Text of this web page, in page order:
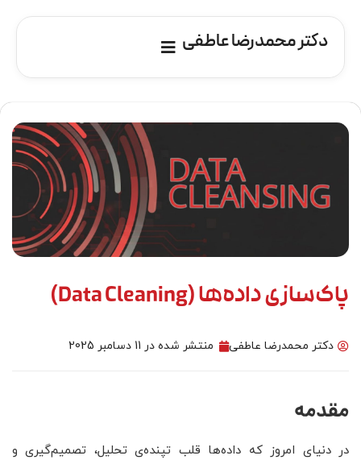
دکتر محمدرضا عاطفی
پاک‌سازی داده‌ها (Data Cleaning)
دکتر محمدرضا عاطفی منتشر شده در 11 دسامبر 2025
مقدمه
در دنیای امروز که داده‌ها قلب تپنده‌ی تحلیل، تصمیم‌گیری و